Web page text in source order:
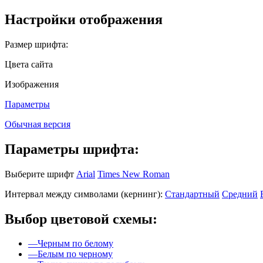
Настройки отображения
Размер шрифта:
Цвета сайта
Изображения
Параметры
Обычная версия
Параметры шрифта:
Выберите шрифт Arial Times New Roman
Интервал между символами (кернинг): Стандартный Средний
Выбор цветовой схемы:
—Черным по белому
—Белым по черному